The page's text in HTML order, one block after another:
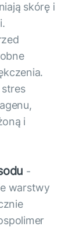
skórę i
i
-
warstwy